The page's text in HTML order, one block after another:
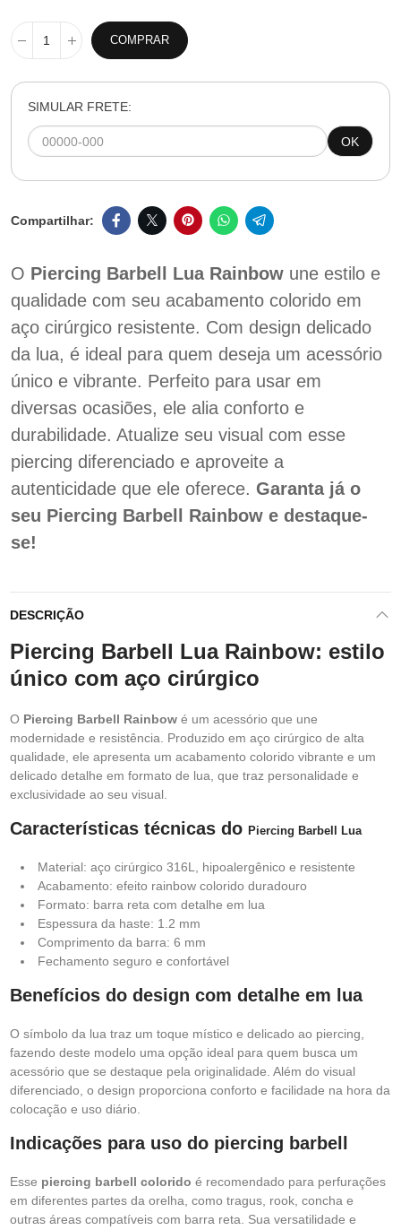
COMPRAR
SIMULAR FRETE:
OK
O Piercing Barbell Lua Rainbow une estilo e
qualidade com seu acabamento colorido em
aço cirúrgico resistente. Com design delicado
da lua, é ideal para quem deseja um acessório
único e vibrante. Perfeito para usar em
diversas ocasiões, ele alia conforto e
durabilidade. Atualize seu visual com esse
piercing diferenciado e aproveite a
autenticidade que ele oferece. Garanta já o
seu Piercing Barbell Rainbow e destaque-
se!
DESCRIÇÃO
Piercing Barbell Lua Rainbow: estilo
único com aço cirúrgico
O Piercing Barbell Rainbow é um acessório que une
modernidade e resistência. Produzido em aço cirúrgico de alta
qualidade, ele apresenta um acabamento colorido vibrante e um
delicado detalhe em formato de lua, que traz personalidade e
exclusividade ao seu visual.
Características técnicas do Piercing Barbell Lua
Material: aço cirúrgico 316L, hipoalergênico e resistente
Acabamento: efeito rainbow colorido duradouro
Formato: barra reta com detalhe em lua
Espessura da haste: 1.2 mm
Comprimento da barra: 6 mm
Fechamento seguro e confortável
Benefícios do design com detalhe em lua
O símbolo da lua traz um toque místico e delicado ao piercing,
fazendo deste modelo uma opção ideal para quem busca um
acessório que se destaque pela originalidade. Além do visual
diferenciado, o design proporciona conforto e facilidade na hora da
colocação e uso diário.
Indicações para uso do piercing barbell
Esse piercing barbell colorido é recomendado para perfurações
em diferentes partes da orelha, como tragus, rook, concha e
outras áreas compatíveis com barra reta. Sua versatilidade e